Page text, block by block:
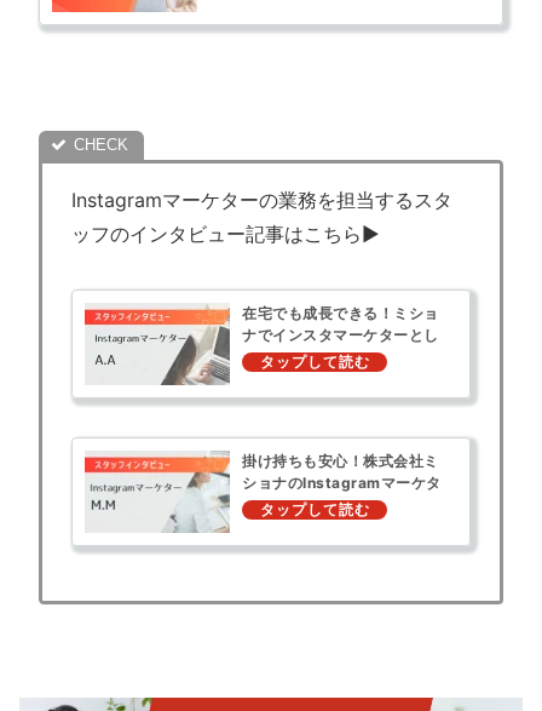
Instagramマーケターの業務を担当するスタ
ッフのインタビュー記事はこちら▶︎
在宅でも成長できる！ミショ
ナでインスタマーケターとし
て働く魅力
掛け持ちも安心！株式会社ミ
ショナのInstagramマーケタ
ーの働き方